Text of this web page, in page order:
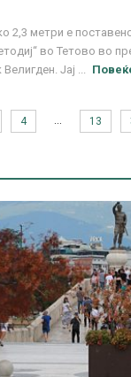
2,3 метри е
во Тетово во
Јај ...
4 13